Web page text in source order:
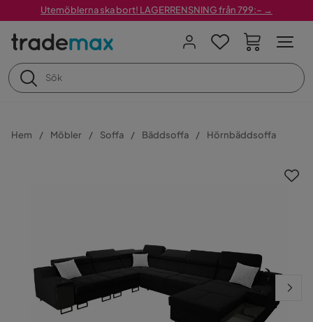
Utemöblerna ska bort! LAGERRENSNING från 799:– →
Hem Möbler Soffa Bäddsoffa Hörnbäddsoffa